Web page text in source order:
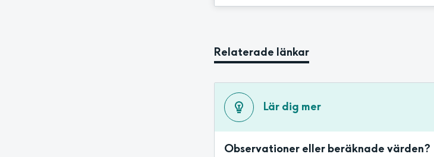
Relaterade länkar
Lär dig mer
Observationer eller beräknade värden?